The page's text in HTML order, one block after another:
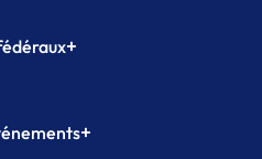
+
Formation
+